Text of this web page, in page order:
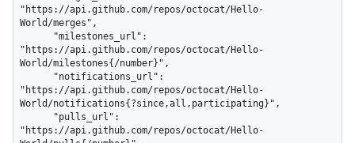
"https://api.github.com/repos/octocat/Hello-
World/merges",
"https://api.github.com/repos/octocat/Hello-
World/milestones{/number}",
"https://api.github.com/repos/octocat/Hello-
World/notifications{?since,all,participating}",
"https://api.github.com/repos/octocat/Hello-